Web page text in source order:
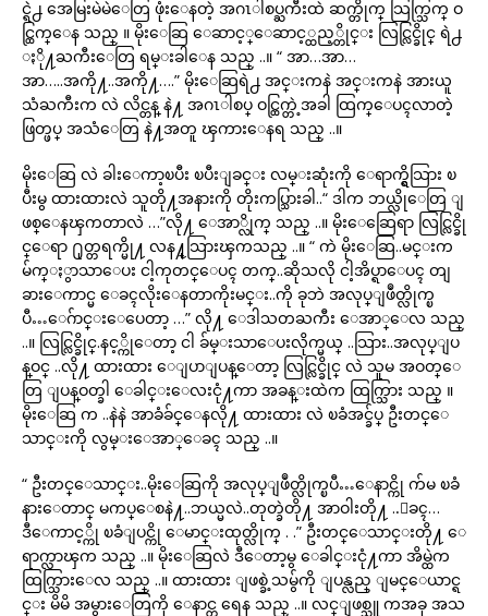
င္ရဲ႕ အေမြးမဲမဲေတြ ဖုံးေနတဲ့ အဂၤါစပ္ႀကီးထဲ ဆက္တိုက္ သြက္သြက္ ဝ
င္ထြက္ေန သည္ ။ မိုးေဆြ ေဆာင့္ေဆာင့္ထည့္တိုင္း လြင္လြင္ခိုင္ ရဲ႕
ႏို႔ႀကီးေတြ ရမ္းခါေန သည္ ..။ “ အာ…အာ…
အာ…..အကို႔..အကို႔….” မိုးေဆြရဲ႕ အင္းကနဲ အင္းကနဲ အားယူ
သံႀကီးက လဲ လိင္တန္ နဲ႔ အဂၤါစပ္ ဝင္ထြက္တဲ့အခါ ထြက္ေပၚလာတဲ့
ဖြတ္ဖပ္ အသံေတြ နဲ႔အတူ ၾကားေနရ သည္ ..။
မိုးေဆြ လဲ ခါးေကာ့ၿပီး ၿပီးျခင္း လမ္းဆုံးကို ေရာက္ရွိသြား ၿ
ပီးမွ ထားထားလဲ သူတို႔အနားကို တိုးကပ္သြားခါ..“ ဒါက ဘယ္လိုေတြ ျ
ဖစ္ေနၾကတာလဲ …”လို႔ ေအာ္လိုက္ သည္ ..။ မိုးေဆြေရာ လြင္လြင္ခို
င္ေရာ ႐ုတ္တရက္မို႔ လန႔္သြားၾကသည္ ..။ “ ကဲ မိုးေဆြ..မင္းက
မ်က္ႏွာသာေပး ငါ့ကုတင္ေပၚ တက္..ဆိုသလို ငါ့အိပ္ရာေပၚ တျ
ခားေကာင္မ ေခၚလိုးေနတာကိုးမင္း..ကို ခုဘဲ အလုပ္ျဖဳတ္လိုက္ၿ
ပီ…ေဂ်ာင္းေပေတာ့ …” လို႔ ေဒါသတႀကီး ေအာ္ေလ သည္
..။ လြင္လြင္ခိုင္.နင့္ကိုေတာ့ ငါ ခ်မ္းသာေပးလိုက္မယ္ ..သြား..အလုပ္ျပ
န္ဝင္ ..လို႔ ထားထား ေျပာျပန္ေတာ့ လြင္လြင္ခိုင္ လဲ သူမ အဝတ္ေ
တြ ျပန္ဝတ္ခါ ေခါင္းေလးငုံ႔ကာ အခန္းထဲက ထြက္သြား သည္ ။
မိုးေဆြ က ..နဲနဲ အာခံခ်င္ေနလို႔ ထားထား လဲ ၿခံအင္ခ်ပ္ ဦးတင္ေ
သာင္းကို လွမ္းေအာ္ေခၚ သည္ ..။
“ ဦးတင္ေသာင္း..မိုးေဆြကို အလုပ္ျဖဳတ္လိုက္ၿပီ…ေနာင္ကို က်မ ၿခံ
နားေတာင္ မကပ္ေစနဲ႔..ဘယ္မလဲ..တုတ္ခဲတို႔ အာဝါးတို႔ ..ေခၚ…
ဒီေကာင့္ကို ၿခံျပင္ကို ေမာင္းထုတ္လိုက္ . .” ဦးတင္ေသာင္းတို႔ ေ
ရာက္လာၾက သည္ ..။ မိုးေဆြလဲ ဒီေတာ့မွ ေခါင္းငုံ႔ကာ အိမ္ထဲက
ထြက္သြားေလ သည္ ..။ ထားထား ျဖစ္ခဲ့သမွ်ကို ျပန္လည္ ျမင္ေယာင္ရ
င္း မိမိ အမွားေတြကို ေနာင္တ ရေန သည္ ..။ လင္ျဖစ္သူ ကအခု အသ